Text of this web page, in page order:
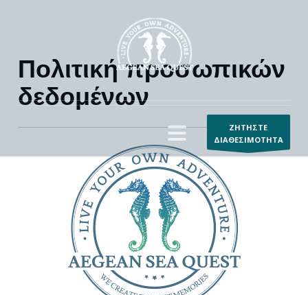
ΖΗΤΗΣΤΕ
ΔΙΑΘΕΣΙΜΟΤΗΤΑ
Πολιτική προσωπικών
δεδομένων